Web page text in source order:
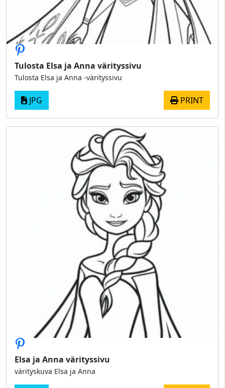
Tulosta Elsa ja Anna värityssivu
Tulosta Elsa ja Anna -värityssivu
JPG PRINT
Elsa ja Anna värityssivu
värityskuva Elsa ja Anna